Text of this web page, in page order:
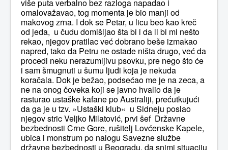
više puta verbalno bez razloga napadao i
omalovažavao, tog momenta je bio manji od
makovog zrna. I dok se Petar, u licu beo kao kreč
od jeda, u čudu domišljao šta bi i da li bi mi nešto
rekao, njegov pratilac već dobrano beše izmakao
napred, tako da Petru ne ostade ništa drugo, već da
procedi neku nerazumljivu psovku, pre nego što će
i sam šmugnuti u šumu ljudi koja je nekuda
koračala. Dok je bežao, podsećao me je na zeca, a
ne na onog čoveka koji se javno hvalio da je
rasturao ustaške kafane po Australiji, prećutkujući
da ga je u tzv. »Ustaški klub« u Sidneju poslao
njegov stric Veljko Milatović, prvi šef Državne
bezbednosti Crne Gore, rušitelj Lovćenske Kapele,
ubica i monstrum po nalogu Savezne službe
državne bezbednosti u Beogradu, da snimi situaciju